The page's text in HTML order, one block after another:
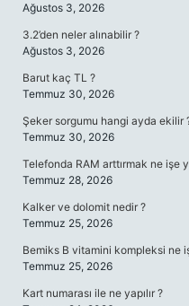
Ağustos 3, 2026
3.2’den neler alınabilir ?
Ağustos 3, 2026
Barut kaç TL ?
Temmuz 30, 2026
Şeker sorgumu hangi ayda ekilir
Temmuz 30, 2026
Telefonda RAM arttırmak ne işe
Temmuz 28, 2026
Kalker ve dolomit nedir ?
Temmuz 25, 2026
Bemiks B vitamini kompleksi ne
Temmuz 25, 2026
Kart numarası ile ne yapılır ?